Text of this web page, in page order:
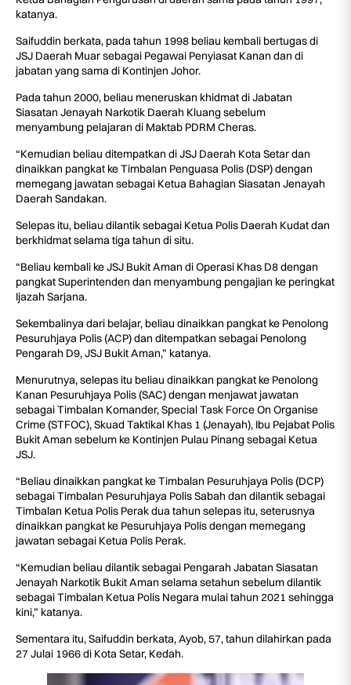
katanya.
Saifuddin berkata, pada tahun 1998 beliau kembali bertugas di
JSJ Daerah Muar sebagai Pegawai Penyiasat Kanan dan di
jabatan yang sama di Kontinjen Johor.
Pada tahun 2000, beliau meneruskan khidmat di Jabatan
Siasatan Jenayah Narkotik Daerah Kluang sebelum
menyambung pelajaran di Maktab PDRM Cheras.
“Kemudian beliau ditempatkan di JSJ Daerah Kota Setar dan
dinaikkan pangkat ke Timbalan Penguasa Polis (DSP) dengan
memegang jawatan sebagai Ketua Bahagian Siasatan Jenayah
Daerah Sandakan.
Selepas itu, beliau dilantik sebagai Ketua Polis Daerah Kudat dan
berkhidmat selama tiga tahun di situ.
“Beliau kembali ke JSJ Bukit Aman di Operasi Khas D8 dengan
pangkat Superintenden dan menyambung pengajian ke peringkat
Ijazah Sarjana.
Sekembalinya dari belajar, beliau dinaikkan pangkat ke Penolong
Pesuruhjaya Polis (ACP) dan ditempatkan sebagai Penolong
Pengarah D9, JSJ Bukit Aman,” katanya.
Menurutnya, selepas itu beliau dinaikkan pangkat ke Penolong
Kanan Pesuruhjaya Polis (SAC) dengan menjawat jawatan
sebagai Timbalan Komander, Special Task Force On Organise
Crime (STFOC), Skuad Taktikal Khas 1 (Jenayah), Ibu Pejabat Polis
Bukit Aman sebelum ke Kontinjen Pulau Pinang sebagai Ketua
JSJ.
“Beliau dinaikkan pangkat ke Timbalan Pesuruhjaya Polis (DCP)
sebagai Timbalan Pesuruhjaya Polis Sabah dan dilantik sebagai
Timbalan Ketua Polis Perak dua tahun selepas itu, seterusnya
dinaikkan pangkat ke Pesuruhjaya Polis dengan memegang
jawatan sebagai Ketua Polis Perak.
“Kemudian beliau dilantik sebagai Pengarah Jabatan Siasatan
Jenayah Narkotik Bukit Aman selama setahun sebelum dilantik
sebagai Timbalan Ketua Polis Negara mulai tahun 2021 sehingga
kini,” katanya.
Sementara itu, Saifuddin berkata, Ayob, 57, tahun dilahirkan pada
27 Julai 1966 di Kota Setar, Kedah.